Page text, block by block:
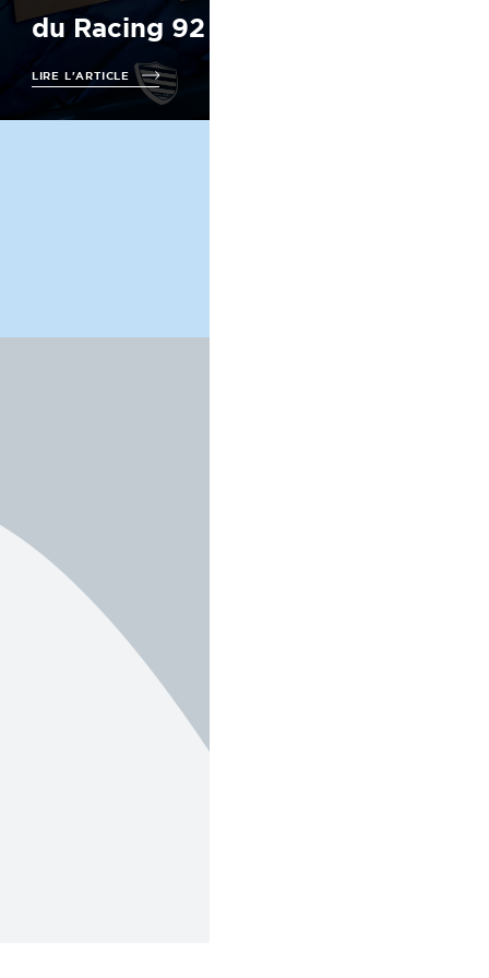
du Racing 92 !
LIRE L'ARTICLE